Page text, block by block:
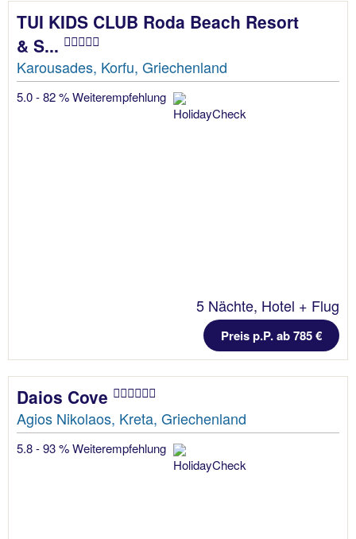
TUI KIDS CLUB Roda Beach Resort
& S...
Karousades, Korfu, Griechenland
5.0 - 82 % Weiterempfehlung
5 Nächte, Hotel + Flug
Preis p.P. ab 785 €
Daios Cove
Agios Nikolaos, Kreta, Griechenland
5.8 - 93 % Weiterempfehlung